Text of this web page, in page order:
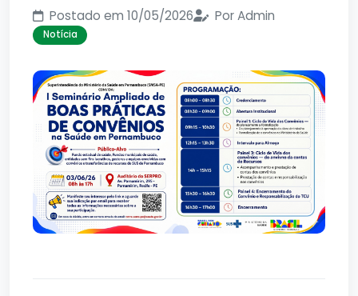
Postado em 10/05/2026 Por Admin
Notícia